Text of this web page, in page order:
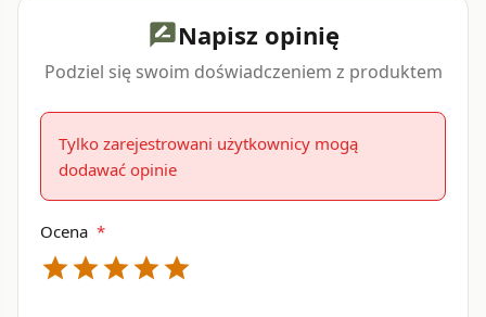
rate_reviewNapisz opinię
Podziel się swoim doświadczeniem z produktem
Tylko zarejestrowani użytkownicy mogą
dodawać opinie
Ocena *
star
star
star
star
star